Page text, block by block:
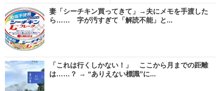
妻「シーチキン買ってきて」→夫にメモを手渡した
ら…… 字が汚すぎて「解読不能」と...
「これは行くしかない！」 ここから月までの距離
は……？ → “ありえない標識”に...